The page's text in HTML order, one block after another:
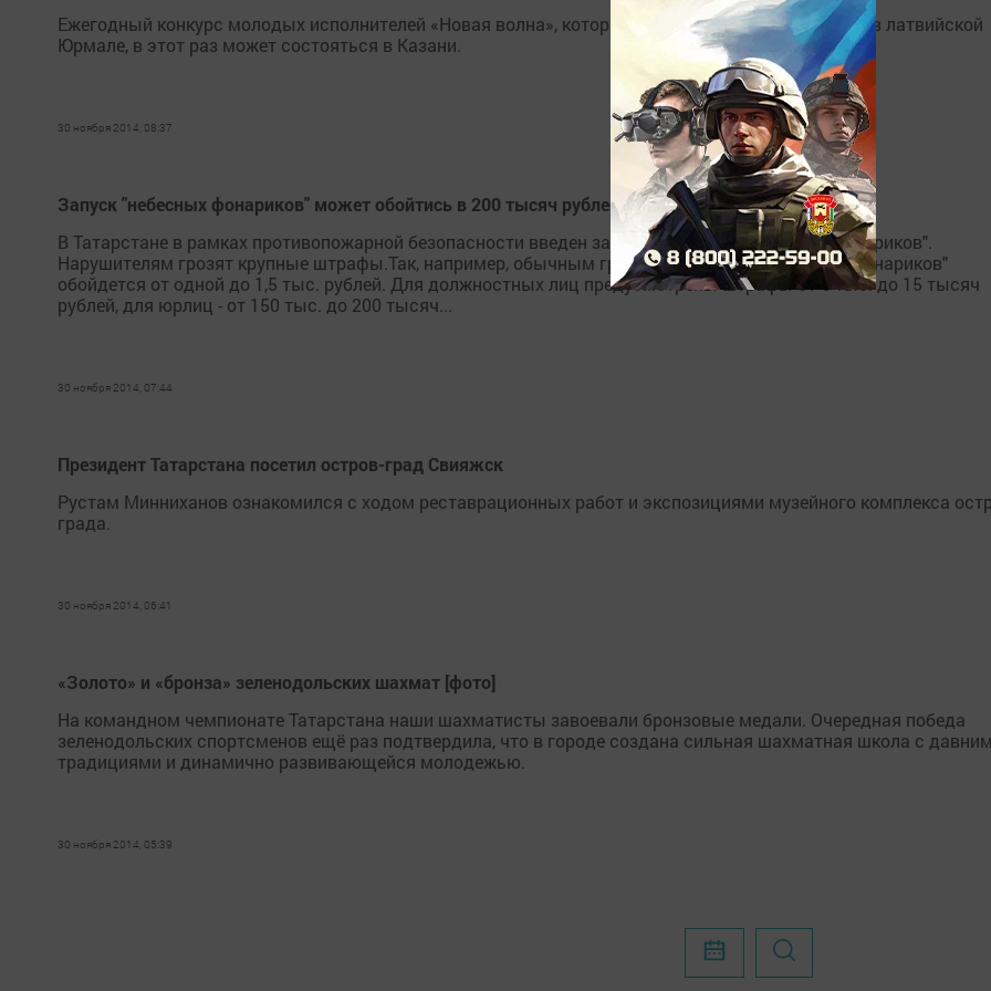
Ежегодный конкурс молодых исполнителей «Новая волна», который последние 13 лет проходил в латвийской
Юрмале, в этот раз может состояться в Казани.
30 ноября 2014, 08:37
Запуск "небесных фонариков" может обойтись в 200 тысяч рублей
В Татарстане в рамках противопожарной безопасности введен запрет на запуск "Небесных фонариков".
Нарушителям грозят крупные штрафы.Так, например, обычным гражданам запуск "небесных фонариков"
обойдется от одной до 1,5 тыс. рублей. Для должностных лиц предусмотрены штрафы от 6 тыс. до 15 тысяч
рублей, для юрлиц - от 150 тыс. до 200 тысяч...
30 ноября 2014, 07:44
Президент Татарстана посетил остров-град Свияжск
Рустам Минниханов ознакомился с ходом реставрационных работ и экспозициями музейного комплекса
града.
30 ноября 2014, 06:41
«Золото» и «бронза» зеленодольских шахмат [фото]
На командном чемпионате Татарстана наши шахматисты завоевали бронзовые медали. Очередная победа
зеленодольских спортсменов ещё раз подтвердила, что в городе создана сильная шахматная школа с
традициями и динамично развивающейся молодежью.
30 ноября 2014, 05:39